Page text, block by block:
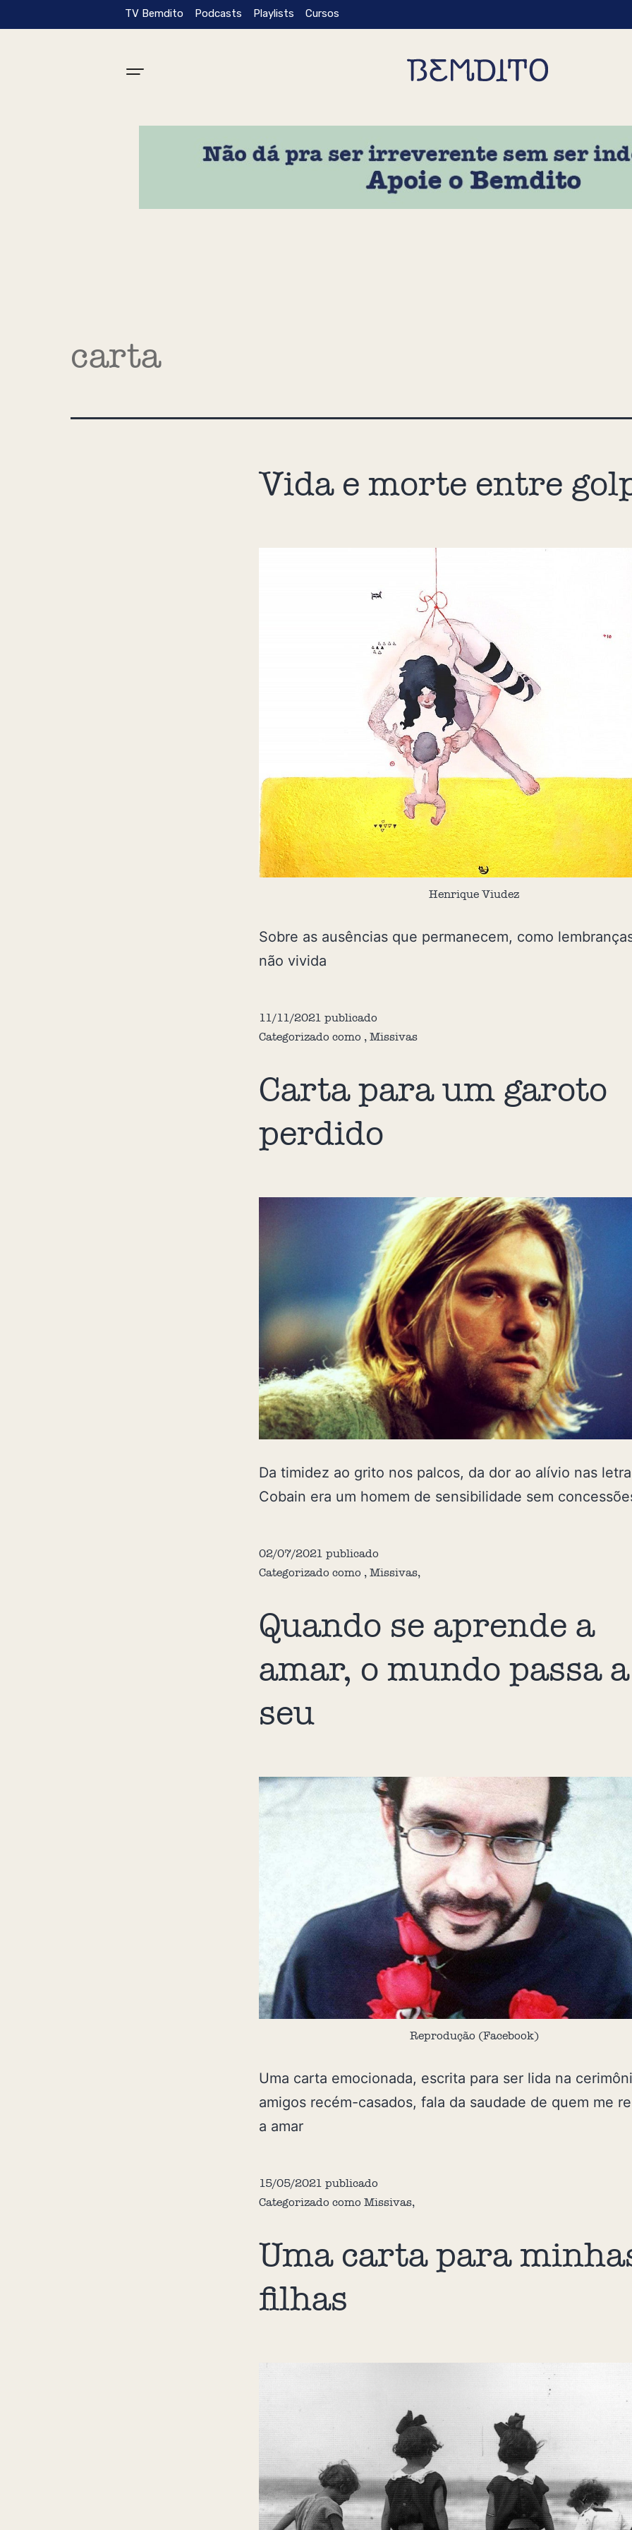
TV Bemdito Podcasts Playlists Cursos
carta
Vida e morte entre
Henrique Viudez
Sobre as ausências que permanecem, como
não vivida
11/11/2021 publicado
Categorizado como , Missivas
Carta para um garoto
perdido
Da timidez ao grito nos palcos, da dor ao alívio nas
Cobain era um homem de sensibilidade sem
02/07/2021 publicado
Categorizado como , Missivas,
Quando se aprende a
amar, o mundo passa
seu
Reprodução (Facebook)
Uma carta emocionada, escrita para ser lida na
amigos recém-casados, fala da saudade de quem me
a amar
15/05/2021 publicado
Categorizado como Missivas,
Uma carta para
filhas